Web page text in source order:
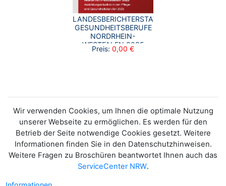
LANDESBERICHTERSTATTUNG
GESUNDHEITSBERUFE
NORDRHEIN-
WESTFALEN 2025
Preis: 0,00 €
Wir verwenden Cookies, um Ihnen die optimale Nutzung
unserer Webseite zu ermöglichen. Es werden für den
Betrieb der Seite notwendige Cookies gesetzt. Weitere
Informationen finden Sie in den Datenschutzhinweisen.
Weitere Fragen zu Broschüren beantwortet Ihnen auch das
ServiceCenter NRW.